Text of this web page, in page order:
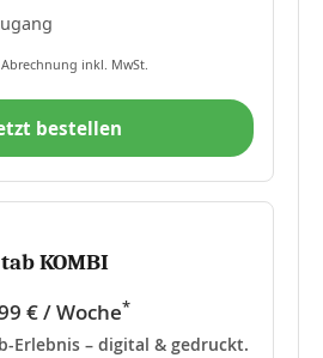
inkl. MwSt.
bestellen
tab KOMBI
€ / Woche*
Erlebnis – digital & gedruckt.